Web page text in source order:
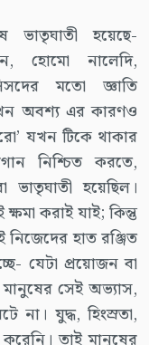
হয়েছে-
হোমো নালেদি,
মতো জ্ঞাতি
অবশ্য এর কারণও
যখন টিকে থাকার
নিশ্চিত করতে,
ভাতৃঘাতী হয়েছিল।
করাই যাই; কিন্তু
হাত রঞ্জিত
যেটা প্রয়োজন বা
সেই অভ্যাস,
যুদ্ধ, হিংস্রতা,